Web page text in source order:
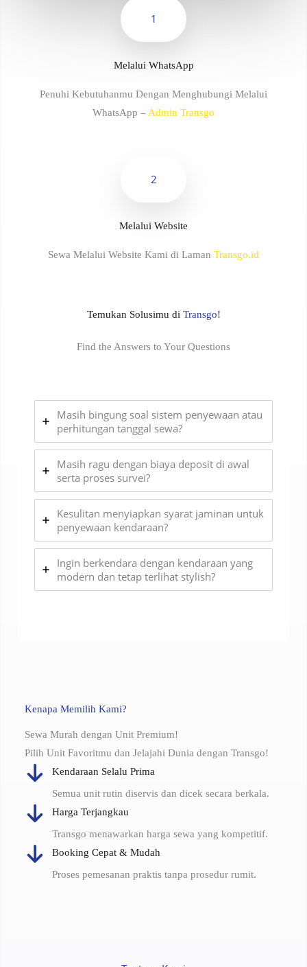
1
Melalui WhatsApp
Penuhi Kebutuhanmu Dengan Menghubungi Melalui
WhatsApp – Admin Transgo
2
Melalui Website
Sewa Melalui Website Kami di Laman Transgo.id
Temukan Solusimu di Transgo!
Find the Answers to Your Questions
Masih bingung soal sistem penyewaan atau
perhitungan tanggal sewa?
Masih ragu dengan biaya deposit di awal
serta proses survei?
Kesulitan menyiapkan syarat jaminan untuk
penyewaan kendaraan?
Ingin berkendara dengan kendaraan yang
modern dan tetap terlihat stylish?
Kenapa Memilih Kami?
Sewa Murah dengan Unit Premium!
Pilih Unit Favoritmu dan Jelajahi Dunia dengan Transgo!
Kendaraan Selalu Prima
Semua unit rutin diservis dan dicek secara berkala.
Harga Terjangkau
Transgo menawarkan harga sewa yang kompetitif.
Booking Cepat & Mudah
Proses pemesanan praktis tanpa prosedur rumit.